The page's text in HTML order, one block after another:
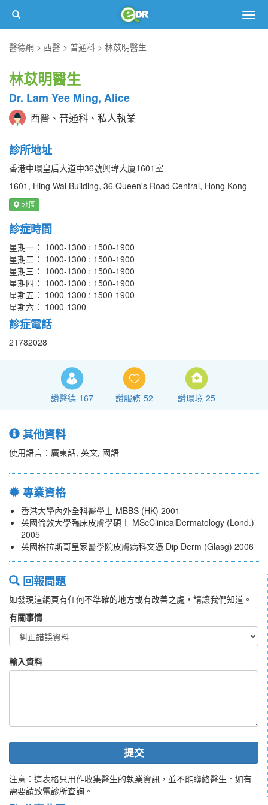
醫德網
西醫 普通科 林苡明醫生
林苡明醫生
Dr. Lam Yee Ming, Alice
西醫、普通科、私人執業
診所地址
香港中環皇后大道中36號興瑋大廈1601室
1601, Hing Wai Building, 36 Queen's Road Central, Hong Kong
地圖
診症時間
星期一： 1000-1300 : 1500-1900
星期二： 1000-1300 : 1500-1900
星期三： 1000-1300 : 1500-1900
星期四： 1000-1300 : 1500-1900
星期五： 1000-1300 : 1500-1900
星期六： 1000-1300
診症電話
21782028
讚醫德 167 讚服務 52 讚環境 25
其他資料
使用語言：廣東話, 英文, 國語
專業資格
香港大學內外全科醫學士 MBBS (HK) 2001
英國倫敦大學臨床皮膚學碩士 MScClinicalDermatology (Lond.)
2005
英國格拉斯哥皇家醫學院皮膚病科文憑 Dip Derm (Glasg) 2006
回報問題
如發現這網頁有任何不準確的地方或有改善之處，請讓我們知道。
有關事情
輸入資料
提交
注意：這表格只用作收集醫生的執業資訊，並不能聯絡醫生。如有
需要請致電診所查詢。